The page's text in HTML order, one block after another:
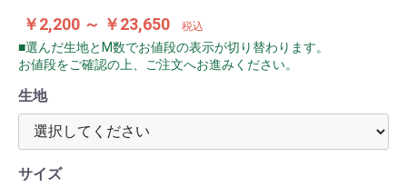
￥2,200 ～ ￥23,650 税込
■選んだ生地とM数でお値段の表示が切り替わります。
お値段をご確認の上、ご注文へお進みください。
生地
サイズ